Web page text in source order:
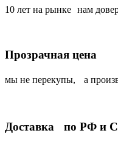
10 лет на рынке нам
Прозрачная цена
мы не перекупы, а
Доставка по РФ и